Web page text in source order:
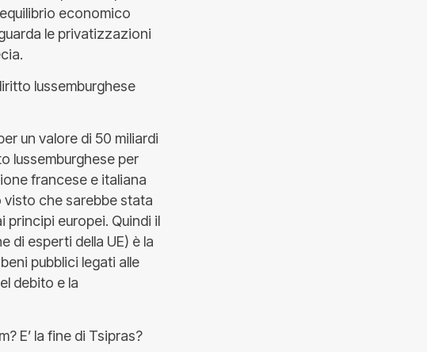
economico
le privatizzazioni
lussemburghese
un valore di 50 miliardi
lussemburghese per
francese e italiana
visto che sarebbe stata
principi europei. Quindi il
di esperti della UE) è la
pubblici legati alle
debito e la
E’ la fine di Tsipras?